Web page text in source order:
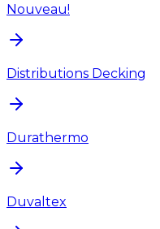
Nouveau!
Distributions Decking
Durathermo
Duvaltex